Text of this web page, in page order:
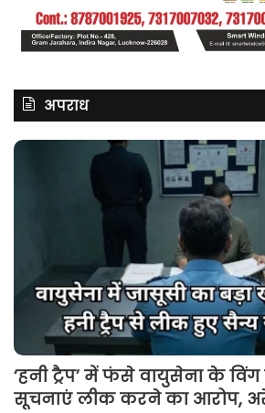
अपराध
‘हनी ट्रैप’ में फंसे वायुसेना के विंग
सूचनाएं लीक करने का आरोप,